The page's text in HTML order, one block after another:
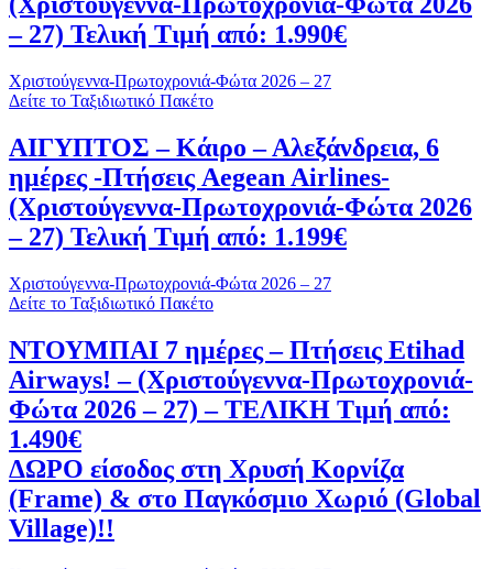
– 27) Τελική Τιμή από: 1.990€
Χριστούγεννα-Πρωτοχρονιά-Φώτα 2026 – 27
Δείτε το Ταξιδιωτικό Πακέτο
ΑΙΓΥΠΤΟΣ – Κάιρο – Αλεξάνδρεια, 6
ημέρες -Πτήσεις Aegean Airlines-
(Χριστούγεννα-Πρωτοχρονιά-Φώτα 2026
– 27) Τελική Τιμή από: 1.199€
Χριστούγεννα-Πρωτοχρονιά-Φώτα 2026 – 27
Δείτε το Ταξιδιωτικό Πακέτο
ΝΤΟΥΜΠΑΙ 7 ημέρες – Πτήσεις Etihad
Airways! – (Χριστούγεννα-Πρωτοχρονιά-
Φώτα 2026 – 27) – ΤΕΛΙΚΗ Τιμή από:
1.490€
ΔΩΡΟ είσοδος στη Χρυσή Κορνίζα
(Frame) & στο Παγκόσμιο Χωριό (Global
Village)!!